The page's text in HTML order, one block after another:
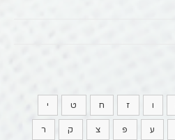
ו ז ח ט י
ע פ צ ק ר